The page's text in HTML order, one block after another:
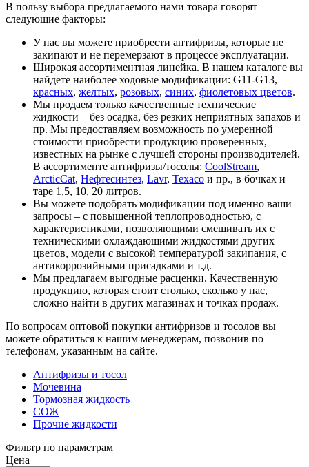
В пользу выбора предлагаемого нами товара говорят
следующие факторы:
У нас вы можете приобрести антифризы, которые не
закипают и не перемерзают в процессе эксплуатации.
Широкая ассортиментная линейка. В нашем каталоге вы
найдете наиболее ходовые модификации: G11-G13,
красных, желтых, розовых, синих, фиолетовых цветов.
Мы продаем только качественные технические
жидкости – без осадка, без резких неприятных запахов и
пр. Мы предоставляем возможность по умеренной
стоимости приобрести продукцию проверенных,
известных на рынке с лучшей стороны производителей.
В ассортименте антифризы/тосолы: CoolStream,
ArcticCat, Нефтесинтез, Lavr, Texaсo и пр., в бочках и
таре 1,5, 10, 20 литров.
Вы можете подобрать модификации под именно ваши
запросы – с повышенной теплопроводностью, с
характеристиками, позволяющими смешивать их с
техническими охлаждающими жидкостями других
цветов, модели с высокой температурой закипания, с
антикоррозийными присадками и т.д.
Мы предлагаем выгодные расценки. Качественную
продукцию, которая стоит столько, сколько у нас,
сложно найти в других магазинах и точках продаж.
По вопросам оптовой покупки антифризов и тосолов вы
можете обратиться к нашим менеджерам, позвонив по
телефонам, указанным на сайте.
Антифризы и тосол
Мочевина
Тормозная жидкость
СОЖ
Прочие жидкости
Фильтр по параметрам
Цена